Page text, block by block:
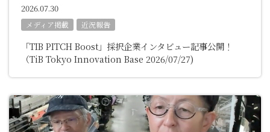
2026.07.30
メディア掲載 近況報告
「TIB PITCH Boost」採択企業インタビュー記事公開！
（TiB Tokyo Innovation Base 2026/07/27)